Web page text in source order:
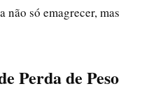
não só emagrecer, mas
Perda de Peso